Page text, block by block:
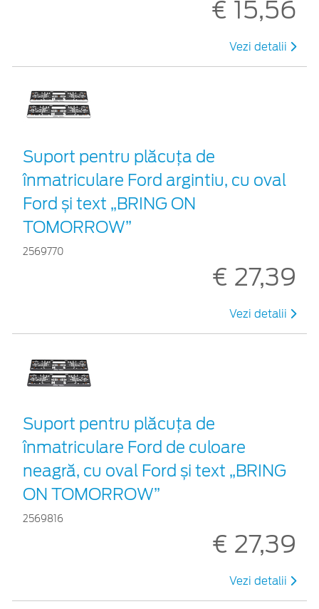
€ 15,56
Vezi detalii
Suport pentru plăcuța de
înmatriculare Ford argintiu, cu oval
Ford și text „BRING ON
TOMORROW”
2569770
€ 27,39
Vezi detalii
Suport pentru plăcuța de
înmatriculare Ford de culoare
neagră, cu oval Ford și text „BRING
ON TOMORROW”
2569816
€ 27,39
Vezi detalii